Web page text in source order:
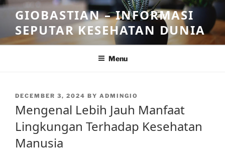
Skip
content
GIOBASTIAN – INFORMASI
SEPUTAR KESEHATAN DUNIA
Menu
POSTED
DECEMBER 3, 2024 BY ADMINGIO
Mengenal Lebih Jauh Manfaat
Lingkungan Terhadap Kesehatan
Manusia